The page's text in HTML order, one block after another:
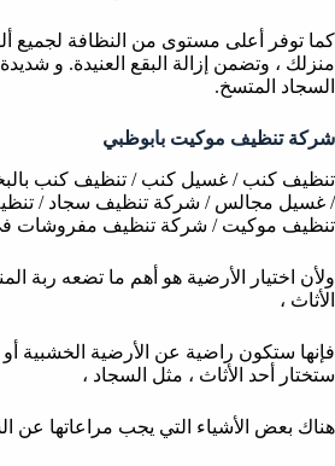
كما توفر أعلى مستوى من النظافة لجميع
منزلك ، وتضمن إزالة البقع العنيدة. و
السجاد المتسخ.
شركة تنظيف موكيت بابوظبي
تنظيف كنب / غسيل كنب / تنظيف كنب
/ غسيل مجالس / شركة تنظيف سجاد /
تنظيف موكيت / شركة تنظيف مفروشات
ولأن اختيار الأرضية هو أهم ما تضعه ربة
الأثاث ،
فإنها ستكون راضية عن الأرضية الخشبية أو
ستختار أحد الأثاث ، مثل السجاد ،
هناك بعض الأشياء التي يجب مراعاتها عن